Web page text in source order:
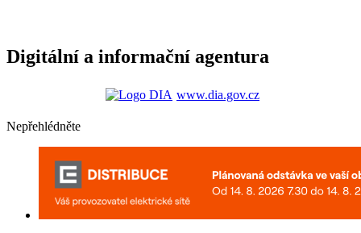
Digitální a informační agentura
www.dia.gov.cz
Nepřehlédněte